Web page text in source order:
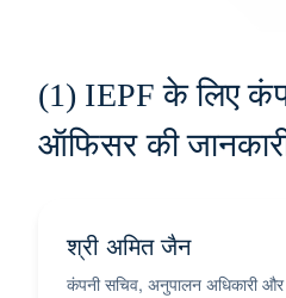
(1) IEPF के लिए
ऑफिसर की
श्री अमित जैन
कंपनी सचिव, अनुपालन अधिकारी और